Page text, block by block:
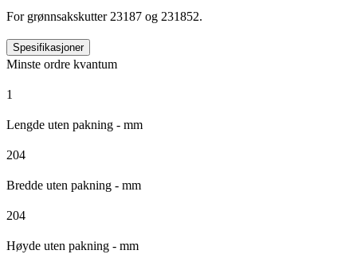
For grønnsakskutter 23187 og 231852.
Spesifikasjoner
Minste ordre kvantum
1
Lengde uten pakning - mm
204
Bredde uten pakning - mm
204
Høyde uten pakning - mm